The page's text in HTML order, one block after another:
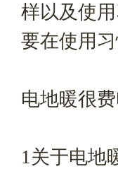
样以及使
要在使用
电地暖很
1关于电地